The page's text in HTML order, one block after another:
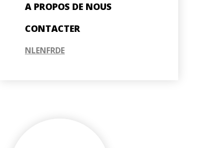
A PROPOS DE NOUS
CONTACTER
NLENFRDE